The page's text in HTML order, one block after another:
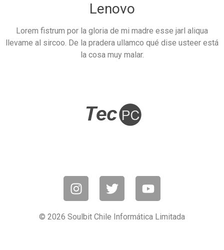
Lenovo
Lorem fistrum por la gloria de mi madre esse jarl aliqua
llevame al sircoo. De la pradera ullamco qué dise usteer está
la cosa muy malar.
© 2026 Soulbit Chile Informática Limitada